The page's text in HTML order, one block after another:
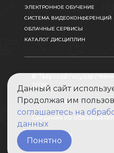
ЭЛЕКТРОННОЕ ОБУЧЕНИЕ
СИСТЕМА ВИДЕОКОНФЕРЕНЦИЙ
ОБЛАЧНЫЕ СЕРВИСЫ
КАТАЛОГ ДИСЦИПЛИН
2026
Карта сайта
Сведения об
Абитуриенту
Данный сайт
Продолжая им
соглашаетесь на
данных
Понятно